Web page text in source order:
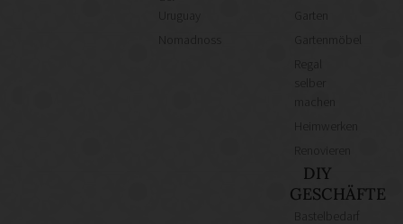
Uruguay
Nomadnoss
Garten
Gartenmöbel
Regal
Heimwerken
DIY
GESCHÄFTE
Bastelbedarf